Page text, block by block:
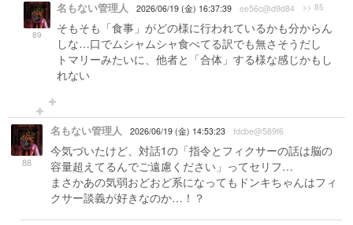
89
名もない管理人 2026/06/19 (金) 16:37:39 ee56c@d9d84 >> 85
そもそも「食事」がどの様に行われているかも分からん
しな…口でムシャムシャ食べてる訳でも無さそうだし
トマリーみたいに、他者と「合体」する様な感じかもし
れない
88
名もない管理人 2026/06/19 (金) 14:53:23 fdcbe@589f6
今気づいたけど、対話1の「指令とフィクサーの話は脳の
容量超えてるんでご遠慮ください」ってセリフ…
まさかあの気弱おどおど系になってもドンキちゃんはフィ
クサー談義が好きなのか…！？